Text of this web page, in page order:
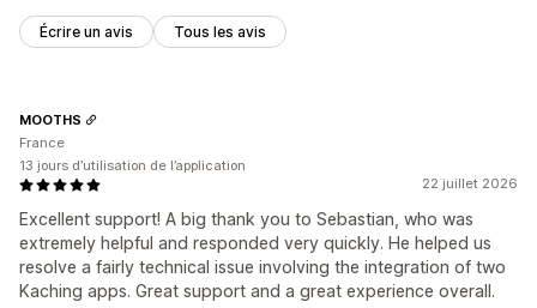
Écrire un avis Tous les avis
22 juillet 2026
Excellent support! A big thank you to Sebastian, who was
extremely helpful and responded very quickly. He helped us
resolve a fairly technical issue involving the integration of two
Kaching apps. Great support and a great experience overall.
MOOTHS
France
13 jours d’utilisation de l’application